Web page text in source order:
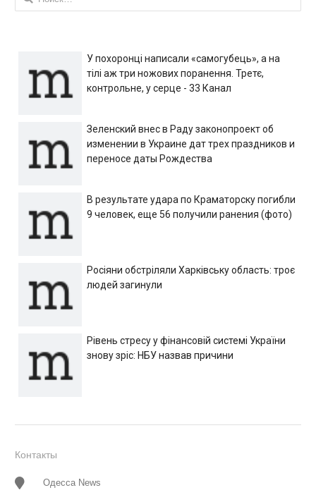
У похоронці написали «самогубець», а на
тілі аж три ножових поранення. Третє,
контрольне, у серце - 33 Канал
Зеленский внес в Раду законопроект об
изменении в Украине дат трех праздников и
переносе даты Рождества
В результате удара по Краматорску погибли
9 человек, еще 56 получили ранения (фото)
Росіяни обстріляли Харківську область: троє
людей загинули
Рівень стресу у фінансовій системі України
знову зріс: НБУ назвав причини
Контакты
Одесса News